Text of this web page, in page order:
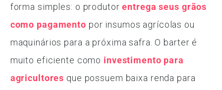
forma simples: o produtorentrega seus grãos
como pagamento por insumos agrícolas ou
maquinários para a próxima safra. O barter é
muito eficiente como investimento para
agricultores que possuem baixa renda para